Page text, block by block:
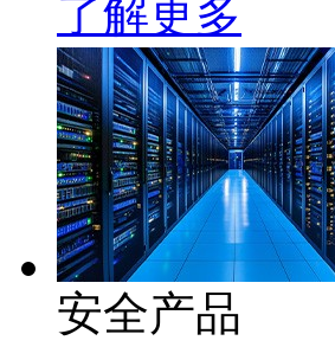
了解更多
安全产品